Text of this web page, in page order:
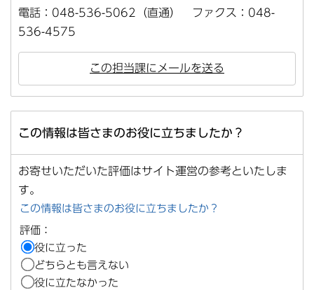
電話：048-536-5062（直通） ファクス：048-
536-4575
この担当課にメールを送る
この情報は皆さまのお役に立ちましたか？
お寄せいただいた評価はサイト運営の参考といたしま
す。
この情報は皆さまのお役に立ちましたか？
評価：
役に立った
どちらとも言えない
役に立たなかった